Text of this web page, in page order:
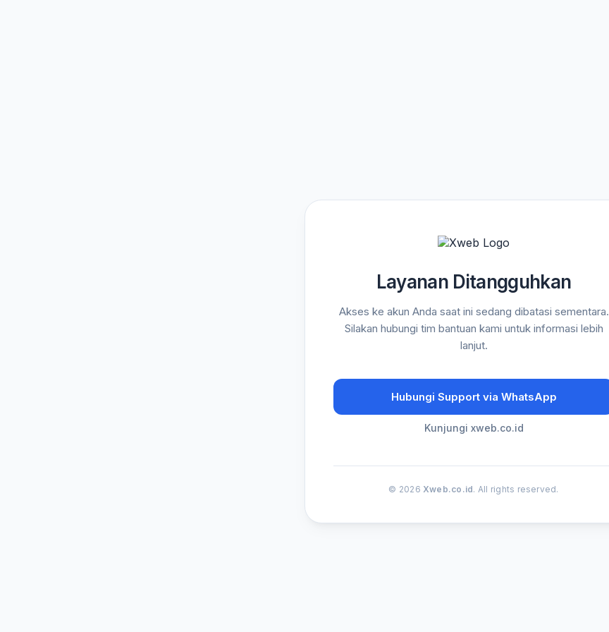
Layanan Ditangguhkan
Akses ke akun Anda saat ini sedang dibatasi sementara.
Silakan hubungi tim bantuan kami untuk informasi lebih
lanjut.
Hubungi Support via WhatsApp
Kunjungi xweb.co.id
© 2026 Xweb.co.id. All rights reserved.